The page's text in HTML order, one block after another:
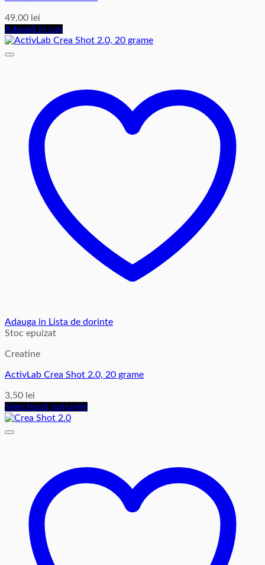
49,00 lei
Adaugă în coș
Adauga in Lista de dorinte
Stoc epuizat
Creatine
ActivLab Crea Shot 2.0, 20 grame
3,50 lei
Selectează opțiunile
Acest
produs
Opțiunile
pagina
produsului.